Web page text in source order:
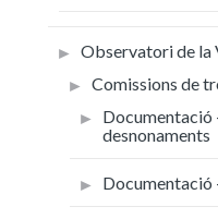
Observatori de
Comissions de
Documentació
desnonaments
Documentació